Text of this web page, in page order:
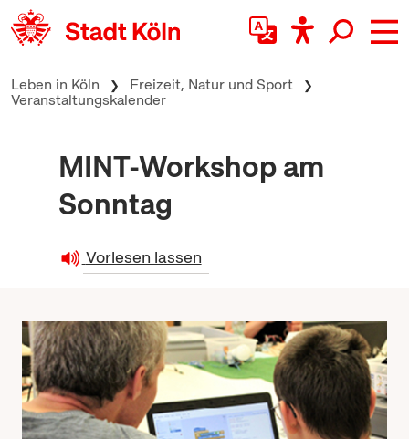
zum Inhalt springen
Leben in Köln
Freizeit, Natur und Sport
Veranstaltungskalender
MINT-Workshop am
Sonntag
Vorlesen lassen